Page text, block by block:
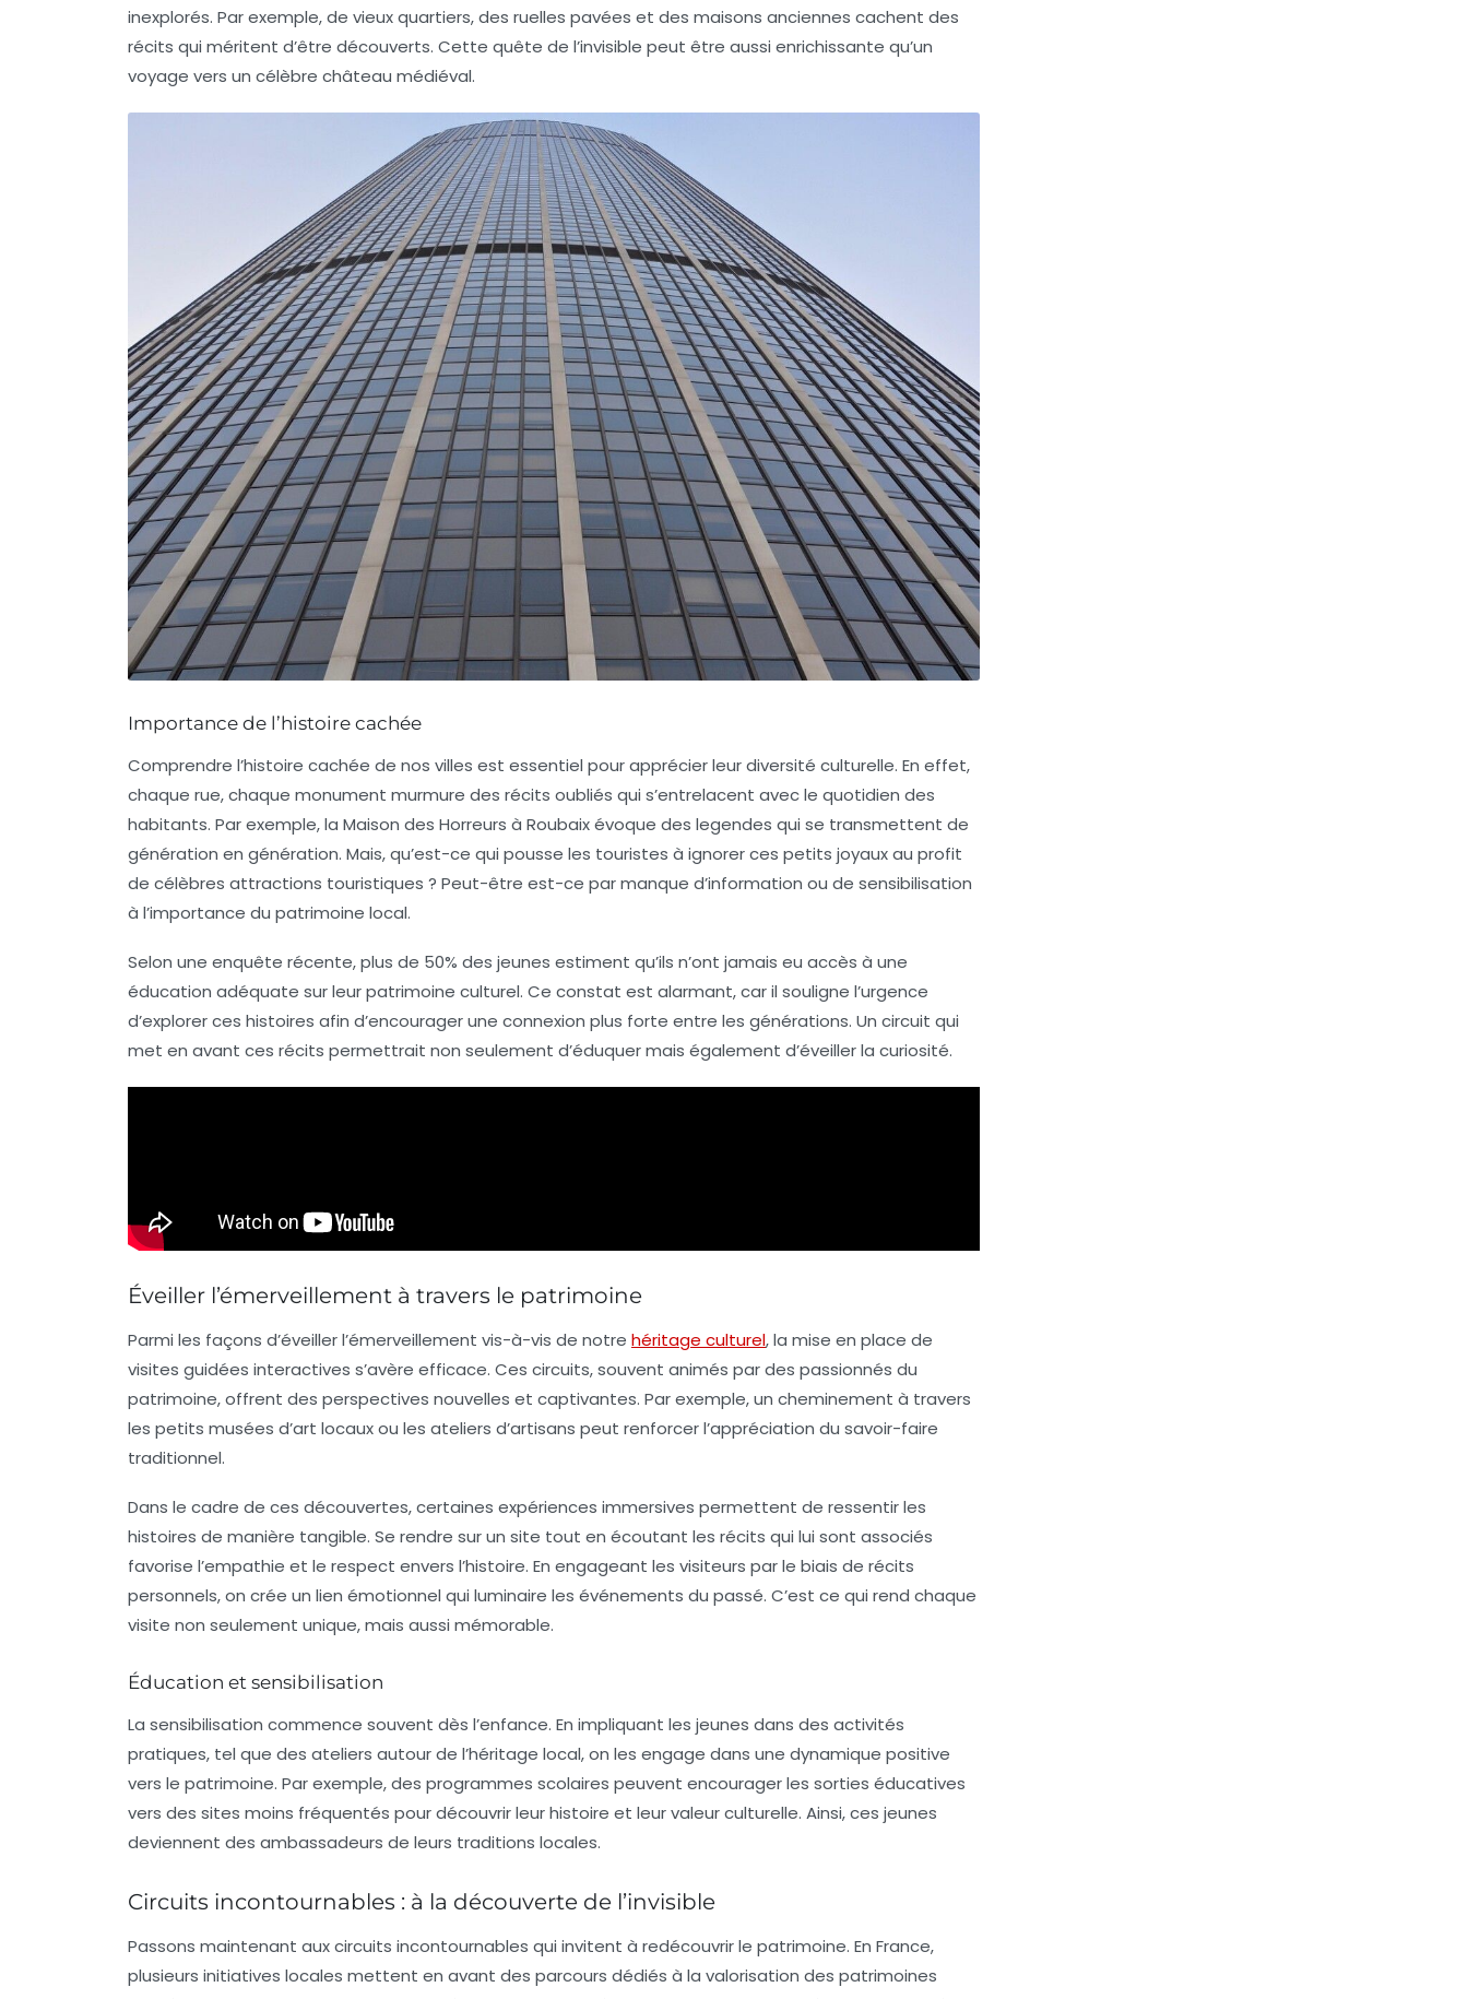
inexplorés. Par exemple, de vieux quartiers, des ruelles pavées et des maisons anciennes cachent des
récits qui méritent d’être découverts. Cette quête de l’invisible peut être aussi enrichissante qu’un
voyage vers un célèbre château médiéval.
Importance de l’histoire cachée
Comprendre l’histoire cachée de nos villes est essentiel pour apprécier leur diversité culturelle. En effet,
chaque rue, chaque monument murmure des récits oubliés qui s’entrelacent avec le quotidien des
habitants. Par exemple, la Maison des Horreurs à Roubaix évoque des legendes qui se transmettent de
génération en génération. Mais, qu’est-ce qui pousse les touristes à ignorer ces petits joyaux au profit
de célèbres attractions touristiques ? Peut-être est-ce par manque d’information ou de sensibilisation
à l’importance du patrimoine local.
Selon une enquête récente, plus de 50% des jeunes estiment qu’ils n’ont jamais eu accès à une
éducation adéquate sur leur patrimoine culturel. Ce constat est alarmant, car il souligne l’urgence
d’explorer ces histoires afin d’encourager une connexion plus forte entre les générations. Un circuit qui
met en avant ces récits permettrait non seulement d’éduquer mais également d’éveiller la curiosité.
Éveiller l’émerveillement à travers le patrimoine
Parmi les façons d’éveiller l’émerveillement vis-à-vis de notre héritage culturel, la mise en place de
visites guidées interactives s’avère efficace. Ces circuits, souvent animés par des passionnés du
patrimoine, offrent des perspectives nouvelles et captivantes. Par exemple, un cheminement à travers
les petits musées d’art locaux ou les ateliers d’artisans peut renforcer l’appréciation du savoir-faire
traditionnel.
Dans le cadre de ces découvertes, certaines expériences immersives permettent de ressentir les
histoires de manière tangible. Se rendre sur un site tout en écoutant les récits qui lui sont associés
favorise l’empathie et le respect envers l’histoire. En engageant les visiteurs par le biais de récits
personnels, on crée un lien émotionnel qui luminaire les événements du passé. C’est ce qui rend chaque
visite non seulement unique, mais aussi mémorable.
Éducation et sensibilisation
La sensibilisation commence souvent dès l’enfance. En impliquant les jeunes dans des activités
pratiques, tel que des ateliers autour de l’héritage local, on les engage dans une dynamique positive
vers le patrimoine. Par exemple, des programmes scolaires peuvent encourager les sorties éducatives
vers des sites moins fréquentés pour découvrir leur histoire et leur valeur culturelle. Ainsi, ces jeunes
deviennent des ambassadeurs de leurs traditions locales.
Circuits incontournables : à la découverte de l’invisible
Passons maintenant aux circuits incontournables qui invitent à redécouvrir le patrimoine. En France,
plusieurs initiatives locales mettent en avant des parcours dédiés à la valorisation des patrimoines